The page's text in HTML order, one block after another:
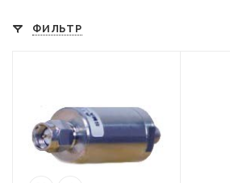
ФИЛЬТР